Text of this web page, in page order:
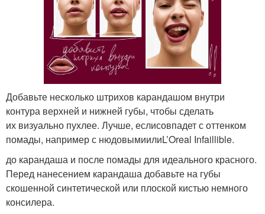
Добавьте несколько штрихов карандашом внутри
контура верхней и нижней губы, чтобы сделать
их визуально пухлее. Лучше, еслисовпадет с оттенком
помады, например с нюдовымиилиL’Oreal Infaillible.
до карандаша и после помады для идеального красного.
Перед нанесением карандаша добавьте на губы
скошенной синтетической или плоской кистью немного
консилера.